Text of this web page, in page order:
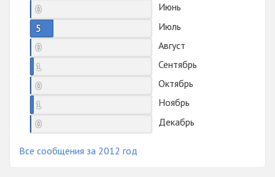
0
Июнь
5
Июль
0
Август
1
Сентябрь
0
Октябрь
1
Ноябрь
0
Декабрь
Все сообщения за 2012 год